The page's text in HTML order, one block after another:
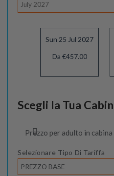
July 2027
Sun 25 Jul 2027
Da €457.00
Scegli la Tua
Prezzo per adulto in
Selezionare Tipo Di Tariffa
PREZZO BASE